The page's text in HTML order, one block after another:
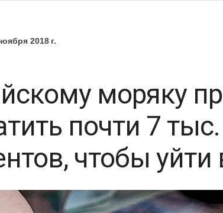
2018 г.
моряку
почти 7
чтобы уйти